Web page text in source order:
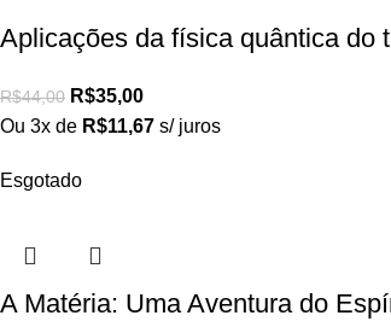
Aplicações da física quântica do
R$44,00 R$35,00
Ou 3x de R$11,67 s/ juros
Esgotado
A Matéria: Uma Aventura do